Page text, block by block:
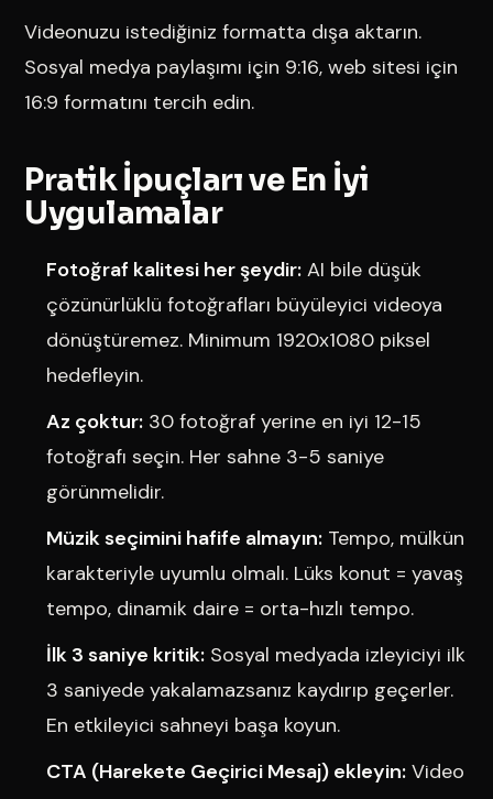
Videonuzu istediğiniz formatta dışa aktarın.
Sosyal medya paylaşımı için 9:16, web sitesi için
16:9 formatını tercih edin.
Pratik İpuçları ve En İyi
Uygulamalar
Fotoğraf kalitesi her şeydir: AI bile düşük
çözünürlüklü fotoğrafları büyüleyici videoya
dönüştüremez. Minimum 1920x1080 piksel
hedefleyin.
Az çoktur: 30 fotoğraf yerine en iyi 12-15
fotoğrafı seçin. Her sahne 3-5 saniye
görünmelidir.
Müzik seçimini hafife almayın: Tempo, mülkün
karakteriyle uyumlu olmalı. Lüks konut = yavaş
tempo, dinamik daire = orta-hızlı tempo.
İlk 3 saniye kritik: Sosyal medyada izleyiciyi ilk
3 saniyede yakalamazsanız kaydırıp geçerler.
En etkileyici sahneyi başa koyun.
CTA (Harekete Geçirici Mesaj) ekleyin: Video